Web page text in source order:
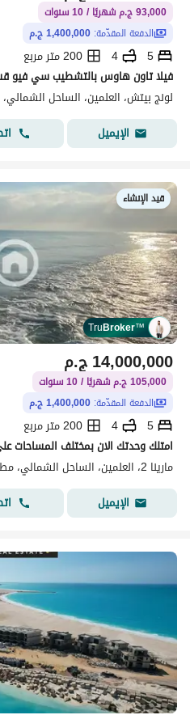
93,000 ج.م شهريًا / 10 سنوات
الدفعة المقدّمة: 1,400,000 ج.م
5
4
200 متر مربع
لونج بيتش، العلمين، الساحل
الإيميل
قيد الإنشاء
TruBroker™
ج.م14,000,000
105,000 ج.م شهريًا / 10 سنوات
الدفعة المقدّمة: 1,400,000 ج.م
5
4
200 متر مربع
مارينا 2، العلمين، الساحل الشمالي، مطروح
الإيميل